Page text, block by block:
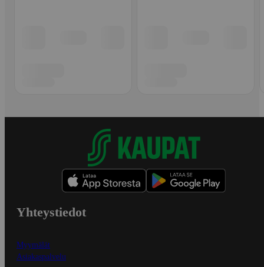
Yhteystiedot
Myymälät
Asiakaspalvelu